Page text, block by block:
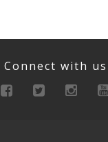
Connect with us